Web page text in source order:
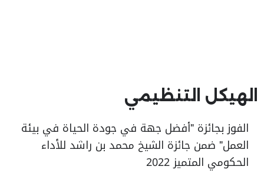
الهيكل التنظيمي
الفوز بجائزة "أفضل جهة في جودة الحياة في بيئة
العمل" ضمن جائزة الشيخ محمد بن راشد للأداء
الحكومي المتميز 2022